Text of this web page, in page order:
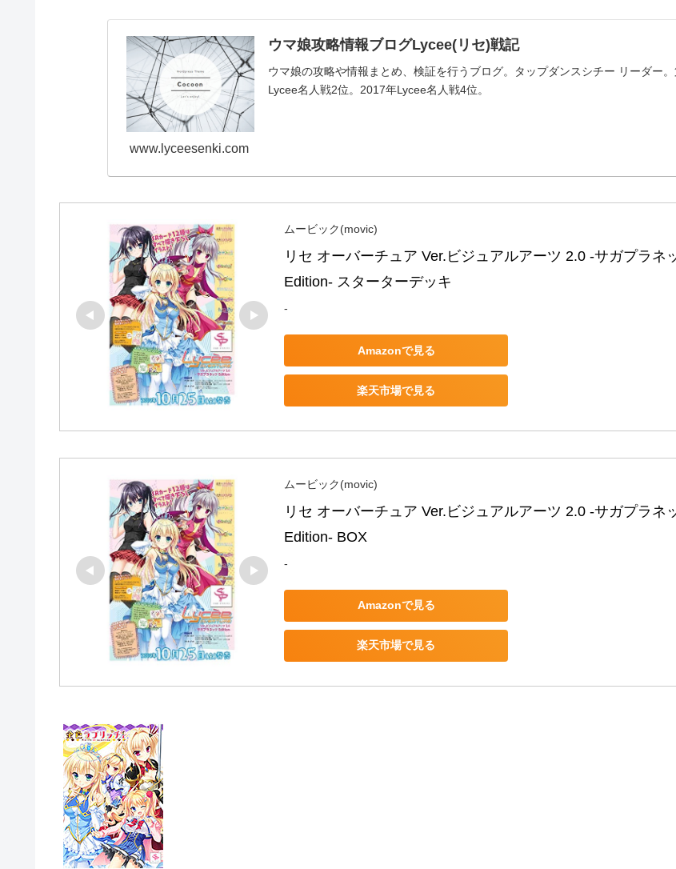
ウマ娘攻略情報ブログLycee(リセ)戦記
ウマ娘の攻略や情報まとめ、検証を行うブログ。タップダンスシチー リーダー
Lycee名人戦2位。2017年Lycee名人戦4位。
www.lyceesenki.com
ムービック(movic)
リセ オーバーチュア Ver.ビジュアルアーツ 2.0 -サガプラネ
Edition- スターターデッキ
-
Amazonで見る
楽天市場で見る
ムービック(movic)
リセ オーバーチュア Ver.ビジュアルアーツ 2.0 -サガプラネ
Edition- BOX
-
Amazonで見る
楽天市場で見る